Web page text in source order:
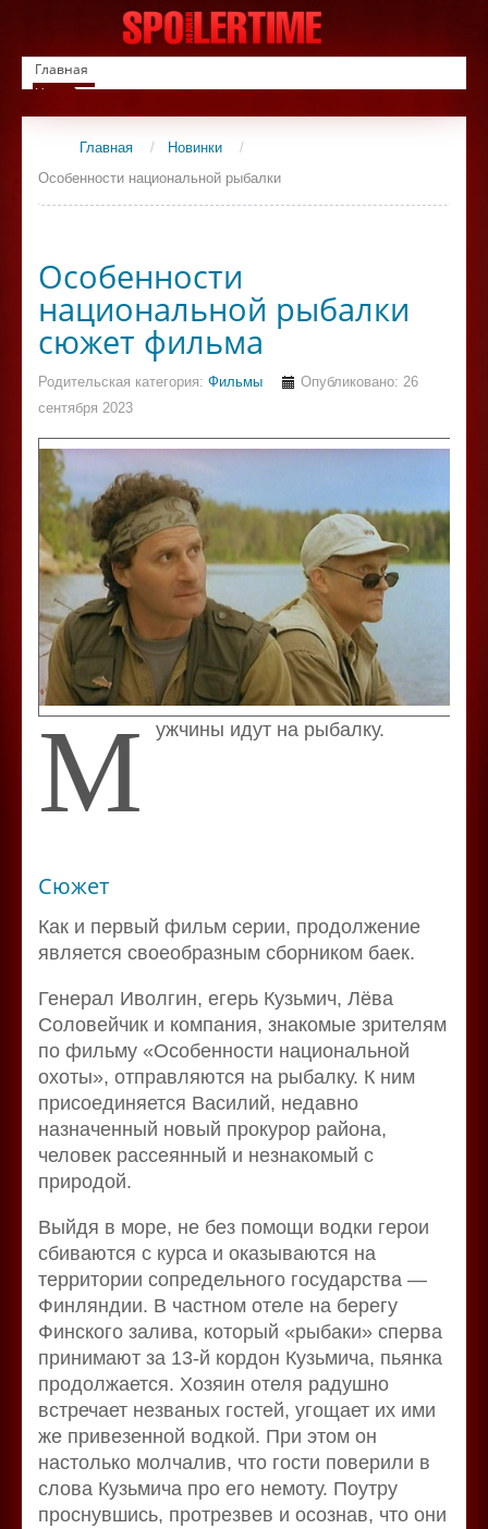
Главная
Новинки
Список фильмов
СериалыГлавная / Новинки
/
Особенности национальной рыбалки
Особенности
национальной рыбалки
сюжет фильма
Родительская категория: Фильмы
Опубликовано: 26
сентября 2023
М ужчины идут на рыбалку.
Сюжет
Как и первый фильм серии, продолжение
является своеобразным сборником баек.
Генерал Иволгин, егерь Кузьмич, Лёва
Соловейчик и компания, знакомые зрителям
по фильму «Особенности национальной
охоты», отправляются на рыбалку. К ним
присоединяется Василий, недавно
назначенный новый прокурор района,
человек рассеянный и незнакомый с
природой.
Выйдя в море, не без помощи водки герои
сбиваются с курса и оказываются на
территории сопредельного государства —
Финляндии. В частном отеле на берегу
Финского залива, который «рыбаки» сперва
принимают за 13-й кордон Кузьмича, пьянка
продолжается. Хозяин отеля радушно
встречает незваных гостей, угощает их ими
же привезенной водкой. При этом он
настолько молчалив, что гости поверили в
слова Кузьмича про его немоту. Поутру
проснувшись, протрезвев и осознав, что они